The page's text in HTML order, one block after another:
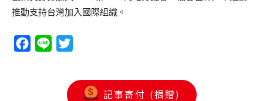
推動支持台灣加入國際組織。
Facebook
Line
記事寄付 (捐贈)